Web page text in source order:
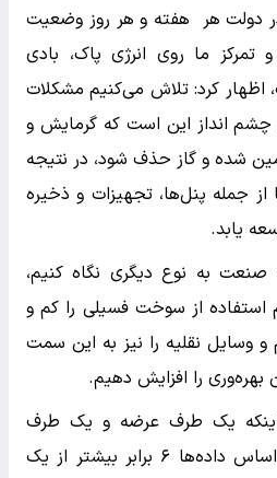
در دولت هر هفته و هر روز وضعیت
تمرکز ما روی انرژی پاک، بادی
کرد: تلاش می‌کنیم مشکلات
انداز این است که گرمایش و
شده و گاز حذف شود، در نتیجه
از جمله پنل‌ها، تجهیزات و ذخیره
یابد.
صنعت به نوع دیگری نگاه کنیم،
استفاده از سوخت فسیلی را کم و
و وسایل نقلیه را نیز به این سمت
را افزایش دهیم.
یک طرف عرضه و یک طرف
تقاضا قرار دارد، گفت: بر اساس داده‌ها ۶ برابر بیشتر از یک